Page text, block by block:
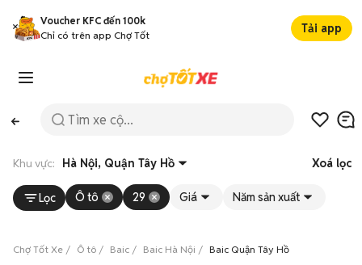
Voucher KFC đến 100k
Chỉ có trên app Chợ Tốt
Tải app
Khu vực: Hà Nội, Quận Tây Hồ Xoá lọc
Lọc Ô tô 29 Giá Năm sản xuất
Chợ Tốt Xe Ô tô Baic Baic Hà Nội Baic Quận Tây Hồ